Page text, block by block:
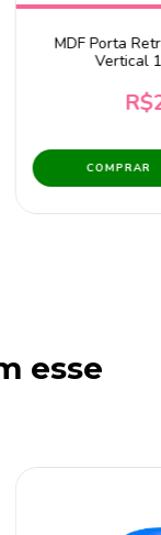
MDF Porta
Vertical
esse